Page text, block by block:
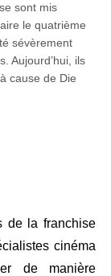
sont mis
le quatrième
sévèrement
Aujourd’hui, ils
cause de Die
de la franchise
cinéma
de manière